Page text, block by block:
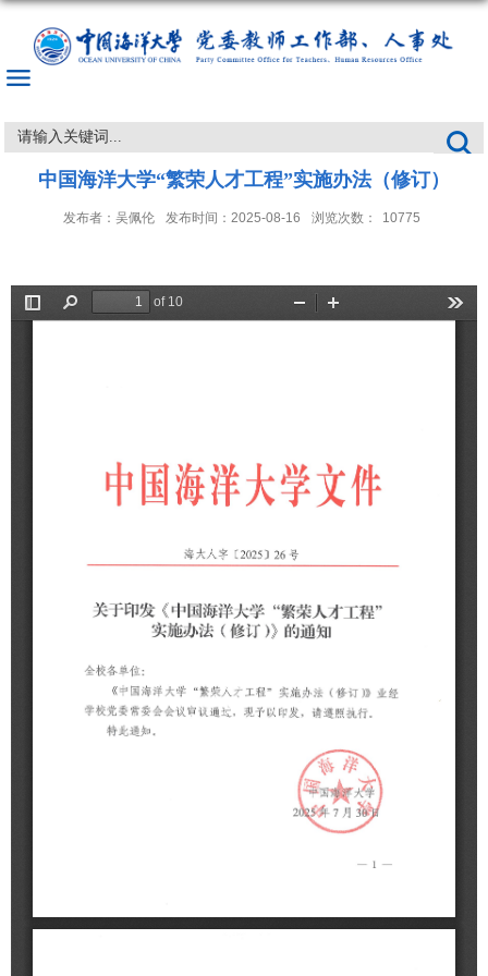
中国海洋大学“繁荣人才工程”实施办法（修订）
发布者：吴佩伦 发布时间：2025-08-16 浏览次数： 10775